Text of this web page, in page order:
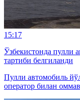
15:17
Ўзбекистонда пулли
тартиби белгиланди
Пулли автомобиль
оператор билан